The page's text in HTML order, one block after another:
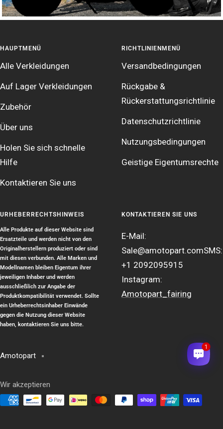
HAUPTMENÜ
Alle Verkleidungen
Auf Lager Verkleidungen
Zubehör
Über uns
Holen Sie sich schnelle
Hilfe
Kontaktieren Sie uns
RICHTLINIENMENÜ
Versandbedingungen
Rückgabe &
Rückerstattungsrichtlinie
Datenschutzrichtlinie
Nutzungsbedingungen
Geistige Eigentumsrechte
URHEBERRECHTSHINWEIS
Alle Produkte auf dieser Website sind
Ersatzteile und werden nicht von den
Originalherstellern produziert oder sind
mit diesen verbunden. Alle Marken und
Modellnamen bleiben Eigentum ihrer
jeweiligen Inhaber und werden
ausschließlich zur Angabe der
Produktkompatibilität verwendet. Sollte
ein Urheberrechtsinhaber Einwände
gegen die Nutzung dieser Website
haben, kontaktieren Sie uns bitte.
KONTAKTIEREN SIE UNS
E-Mail:
Sale@amotopart.comSMS:
+1 2092095915
Instagram:
Amotopart_fairing
Amotopart
Wir akzeptieren
1